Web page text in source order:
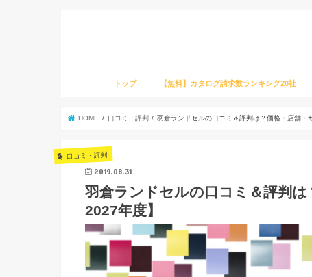
トップ 【無料】カタログ請求数ランキング20社
HOME 口コミ・評判 羽倉ランドセルの口コミ＆評判は？価格・店舗・
口コミ・評判
2019.08.31
羽倉ランドセルの口コミ＆評判
2027年度】